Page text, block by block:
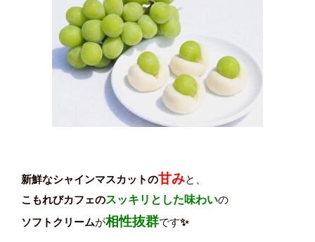
新鮮なシャインマスカットの甘みと、
こもれびカフェのスッキリとした味わいの
ソフトクリームが相性抜群です✨